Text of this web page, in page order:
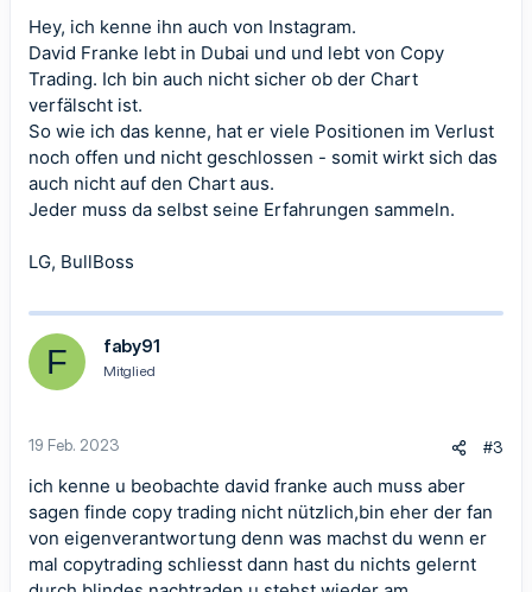
Hey, ich kenne ihn auch von Instagram.
David Franke lebt in Dubai und und lebt von Copy
Trading. Ich bin auch nicht sicher ob der Chart
verfälscht ist.
So wie ich das kenne, hat er viele Positionen im Verlust
noch offen und nicht geschlossen - somit wirkt sich das
auch nicht auf den Chart aus.
Jeder muss da selbst seine Erfahrungen sammeln.
LG, BullBoss
F faby91
Mitglied
19 Feb. 2023 #3
ich kenne u beobachte david franke auch muss aber
sagen finde copy trading nicht nützlich,bin eher der fan
von eigenverantwortung denn was machst du wenn er
mal copytrading schliesst dann hast du nichts gelernt